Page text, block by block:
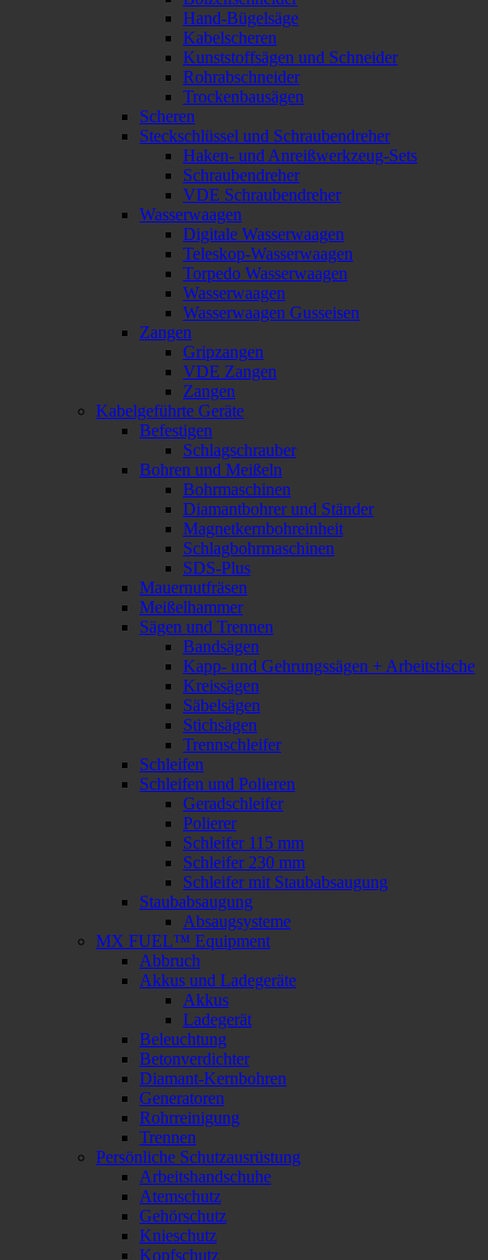
Hand-Bügelsäge
Kabelscheren
Kunststoffsägen und Schneider
Rohrabschneider
Trockenbausägen
Scheren
Steckschlüssel und Schraubendreher
Haken- und Anreißwerkzeug-Sets
Schraubendreher
VDE Schraubendreher
Wasserwaagen
Digitale Wasserwaagen
Teleskop-Wasserwaagen
Torpedo Wasserwaagen
Wasserwaagen
Wasserwaagen Gusseisen
Zangen
Gripzangen
VDE Zangen
Zangen
Kabelgeführte Geräte
Befestigen
Schlagschrauber
Bohren und Meißeln
Bohrmaschinen
Diamantbohrer und Ständer
Magnetkernbohreinheit
Schlagbohrmaschinen
SDS-Plus
Mauernutfräsen
Meißelhammer
Sägen und Trennen
Bandsägen
Kapp- und Gehrungssägen + Arbeitstische
Kreissägen
Säbelsägen
Stichsägen
Trennschleifer
Schleifen
Schleifen und Polieren
Geradschleifer
Polierer
Schleifer 115 mm
Schleifer 230 mm
Schleifer mit Staubabsaugung
Staubabsaugung
Absaugsysteme
MX FUEL™ Equipment
Abbruch
Akkus und Ladegeräte
Akkus
Ladegerät
Beleuchtung
Betonverdichter
Diamant-Kernbohren
Generatoren
Rohrreinigung
Trennen
Persönliche Schutzausrüstung
Arbeitshandschuhe
Atemschutz
Gehörschutz
Knieschutz
Kopfschutz